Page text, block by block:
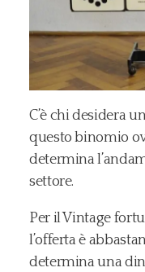
C’è chi desidera
questo binomio
determina
settore.
Per il Vintage
l’offerta è
determina una